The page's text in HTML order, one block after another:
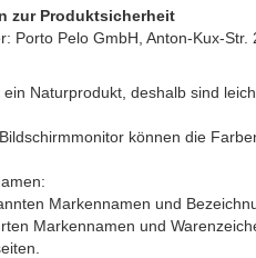
zur Produktsicherheit
Porto Pelo GmbH, Anton-Kux-
ein Naturprodukt, deshalb sind
können die
Markennamen und
Markennamen und